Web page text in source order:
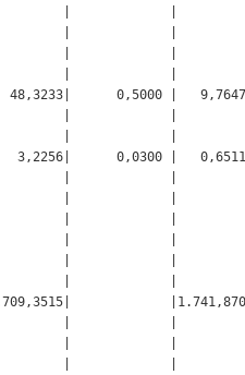
|          |             |
|          |             |
|             |
48,3233|      0,5000 |
|          |             |
|             |
3,2256|      0,0300 |
|          |             |
|          |             |
|          |             |
|          |             |
|             |
|          |             |
|          |             |
|          |             |